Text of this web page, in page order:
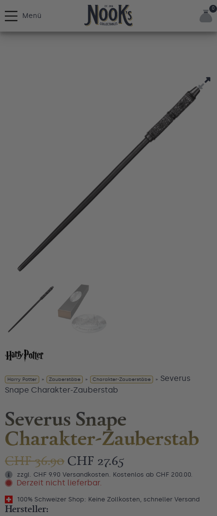
0
Menü
Harry Potter » Zauberstäbe » Charakter-Zauberstäbe » Severus
Snape Charakter-Zauberstab
Severus Snape
Charakter-Zauberstab
CHF36.90 CHF 27.65
zzgl. CHF 9.90 Versandkosten. Kostenlos ab CHF 200.00.
Derzeit nicht lieferbar.
100% Schweizer Shop: Keine Zollkosten, schneller Versand
Hersteller: